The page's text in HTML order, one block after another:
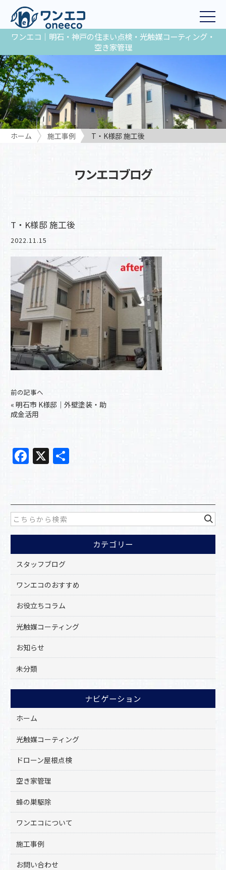
ワンエコ｜明石・神戸の住まい点検・光触媒コーティング・
空き家管理
ホーム 施工事例 T・K様邸 施工後
ワンエコブログ
T・K様邸 施工後
2022.11.15
前の記事へ
« 明石市 K様邸｜外壁塗装・助
成金活用
F
a
e
b
o
o
k
X
カテゴリー
スタッフブログ
ワンエコのおすすめ
お役立ちコラム
光触媒コーティング
お知らせ
未分類
ナビゲーション
ホーム
光触媒コーティング
ドローン屋根点検
空き家管理
蜂の巣駆除
ワンエコについて
施工事例
お問い合わせ